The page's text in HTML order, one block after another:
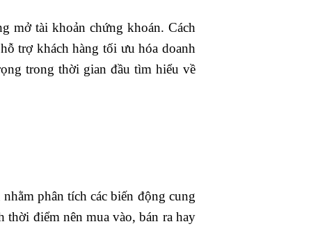
mở tài khoản chứng khoán. Cách
trợ khách hàng tối ưu hóa doanh
trong thời gian đầu tìm hiểu về
phân tích các biến động cung
thời điểm nên mua vào, bán ra hay